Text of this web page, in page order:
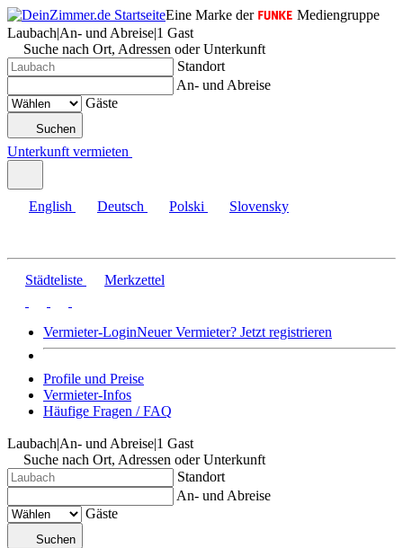
Eine Marke der
Mediengruppe
Laubach|An- und Abreise|1 Gast
Suche nach Ort, Adressen oder Unterkunft
Standort
An- und Abreise
Gäste
Suchen
Unterkunft vermieten
English Deutsch Polski Slovensky
Städteliste Merkzettel
Vermieter-LoginNeuer Vermieter? Jetzt registrieren
Profile und Preise
Vermieter-Infos
Häufige Fragen / FAQ
Laubach|An- und Abreise|1 Gast
Suche nach Ort, Adressen oder Unterkunft
Standort
An- und Abreise
Gäste
Suchen